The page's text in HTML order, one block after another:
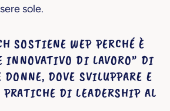
sole.
SOSTIENE WEP PERCHÉ È
INNOVATIVO DI LAVORO” DI
DONNE, DOVE SVILUPPARE E
PRATICHE DI LEADERSHIP AL